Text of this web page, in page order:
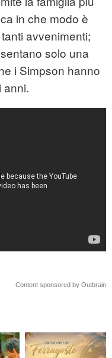
in che modo è
avvenimenti;
solo una
i Simpson hanno
anni.
Content sponsored by Outbrain